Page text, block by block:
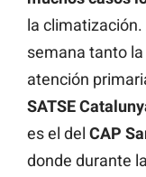
la
semana tanto
atención
SATSE
es el del CAP
donde durante